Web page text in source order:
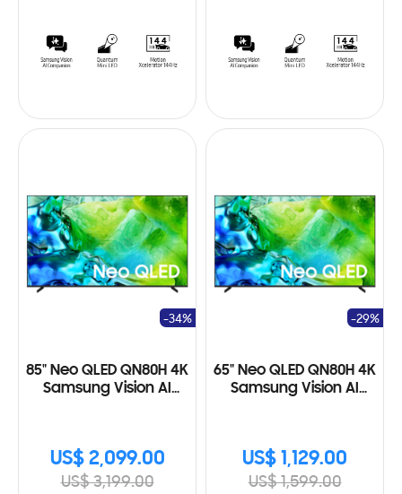
85" Neo QLED QN80H 4K
Samsung Vision AI
US$ 2,099.00
US$ 3,199.00
-34%
65" Neo QLED QN80H 4K
Samsung Vision AI
US$ 1,129.00
US$ 1,599.00
-29%